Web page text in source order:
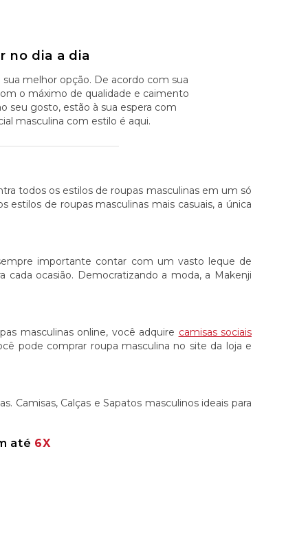
no dia a dia
melhor opção. De acordo com sua
o máximo de qualidade e caimento
seu gosto, estão à sua espera com
masculina com estilo é aqui.
todos os estilos de roupas masculinas em um só
estilos de roupas masculinas mais casuais, a única
importante contar com um vasto leque de
ocasião. Democratizando a moda, a Makenji
masculinas online, você adquire camisas sociais
pode comprar roupa masculina no site da loja e
Calças e Sapatos masculinos ideais para
até 6X